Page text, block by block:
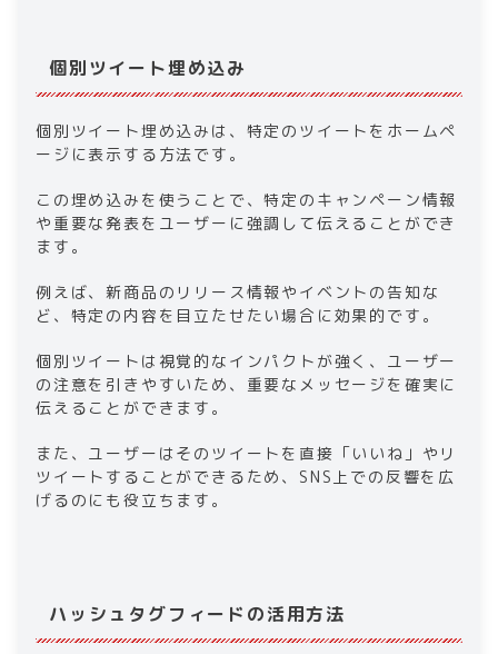
個別ツイート埋め込み
個別ツイート埋め込みは、特定のツイートをホームペ
ージに表示する方法です。
この埋め込みを使うことで、特定のキャンペーン情報
や重要な発表をユーザーに強調して伝えることができ
ます。
例えば、新商品のリリース情報やイベントの告知な
ど、特定の内容を目立たせたい場合に効果的です。
個別ツイートは視覚的なインパクトが強く、ユーザー
の注意を引きやすいため、重要なメッセージを確実に
伝えることができます。
また、ユーザーはそのツイートを直接「いいね」やリ
ツイートすることができるため、SNS上での反響を広
げるのにも役立ちます。
ハッシュタグフィードの活用方法